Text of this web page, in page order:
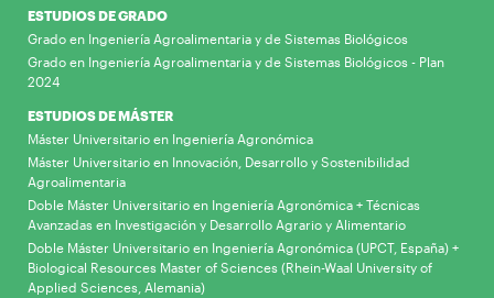
ESTUDIOS DE GRADO
Grado en Ingeniería Agroalimentaria y de Sistemas Biológicos
Grado en Ingeniería Agroalimentaria y de Sistemas Biológicos - Plan
2024
ESTUDIOS DE MÁSTER
Máster Universitario en Ingeniería Agronómica
Máster Universitario en Innovación, Desarrollo y Sostenibilidad
Agroalimentaria
Doble Máster Universitario en Ingeniería Agronómica + Técnicas
Avanzadas en Investigación y Desarrollo Agrario y Alimentario
Doble Máster Universitario en Ingeniería Agronómica (UPCT, España) +
Biological Resources Master of Sciences (Rhein-Waal University of
Applied Sciences, Alemania)